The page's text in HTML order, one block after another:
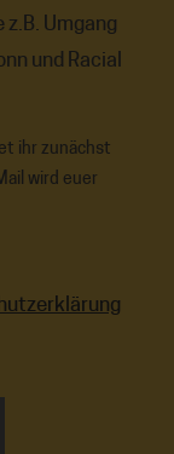
z.B. Umgang
und Racial
ihr zunächst
wird euer